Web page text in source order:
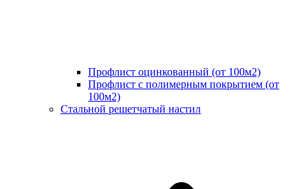
Профлист оцинкованный (от 100м2)
Профлист с полимерным покрытием (от
100м2)
Стальной решетчатый настил